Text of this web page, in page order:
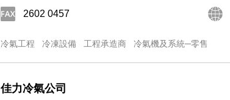
2602 0457
冷氣工程 冷凍設備 工程承造商 冷氣機及系統─零售
佳力冷氣公司